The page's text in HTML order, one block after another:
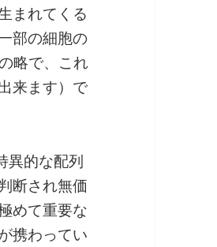
まれてくる
部の細胞の
略で、これ
来ます）で
異的な配列
断され無価
めて重要な
携わってい